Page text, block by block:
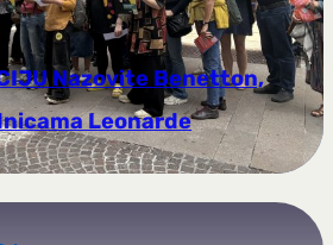
Nazovite Benetton,
Leonarde